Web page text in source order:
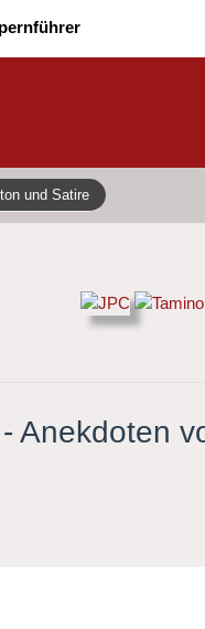
und Satire
Anekdoten